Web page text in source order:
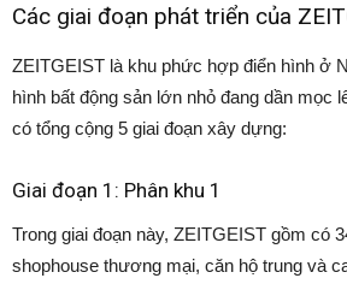
Các giai đoạn phát triển của
ZEITGEIST là khu phức hợp điển hình ở
hình bất động sản lớn nhỏ đang dần mọc
có tổng cộng 5 giai đoạn xây dựng:
Giai đoạn 1: Phân khu 1
Trong giai đoạn này, ZEITGEIST gồm có
shophouse thương mại, căn hộ trung và